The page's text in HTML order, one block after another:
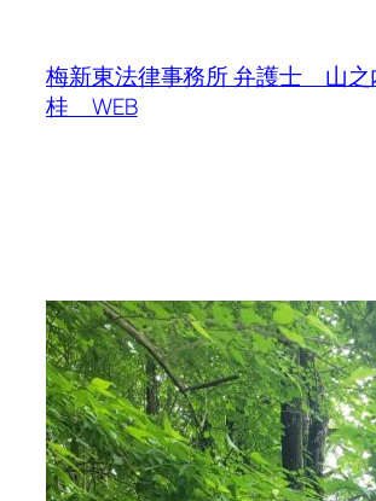
梅新東法律事務所 弁護士 山之
桂 WEB